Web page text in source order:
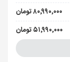
۸۰٬۹۹۰٬۰۰۰ تومان
۵۱٬۹۹۰٬۰۰۰ تومان